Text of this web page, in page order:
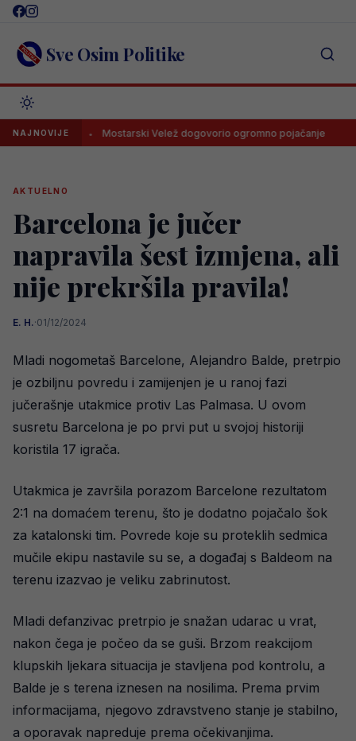
Skip
content Sve Osim Politike
NAJNOVIJEMostarski Velež dogovorio ogromno pojačanje
AKTUELNO
Barcelona je jučer
napravila šest izmjena, ali
nije prekršila pravila!
E. H.·01/12/2024
Mladi nogometaš Barcelone, Alejandro Balde, pretrpio
je ozbiljnu povredu i zamijenjen je u ranoj fazi
jučerašnje utakmice protiv Las Palmasa. U ovom
susretu Barcelona je po prvi put u svojoj historiji
koristila 17 igrača.
Utakmica je završila porazom Barcelone rezultatom
2:1 na domaćem terenu, što je dodatno pojačalo šok
za katalonski tim. Povrede koje su proteklih sedmica
mučile ekipu nastavile su se, a događaj s Baldeom na
terenu izazvao je veliku zabrinutost.
Mladi defanzivac pretrpio je snažan udarac u vrat,
nakon čega je počeo da se guši. Brzom reakcijom
klupskih ljekara situacija je stavljena pod kontrolu, a
Balde je s terena iznesen na nosilima. Prema prvim
informacijama, njegovo zdravstveno stanje je stabilno,
a oporavak napreduje prema očekivanjima.